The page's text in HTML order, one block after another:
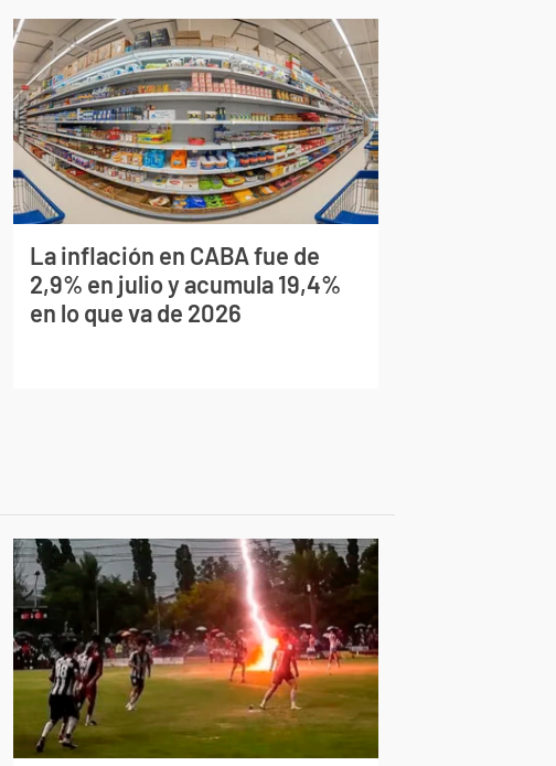
La inflación en CABA fue de
2,9% en julio y acumula 19,4%
en lo que va de 2026